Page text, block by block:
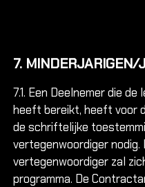
7. MINDERJARIGEN/
7.1. Een Deelnemer die
heeft bereikt, heeft voor
de schriftelijke
vertegenwoordiger
vertegenwoordiger zal
programma. De